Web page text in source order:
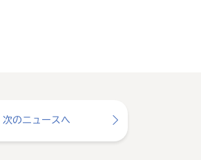
次のニュースへ